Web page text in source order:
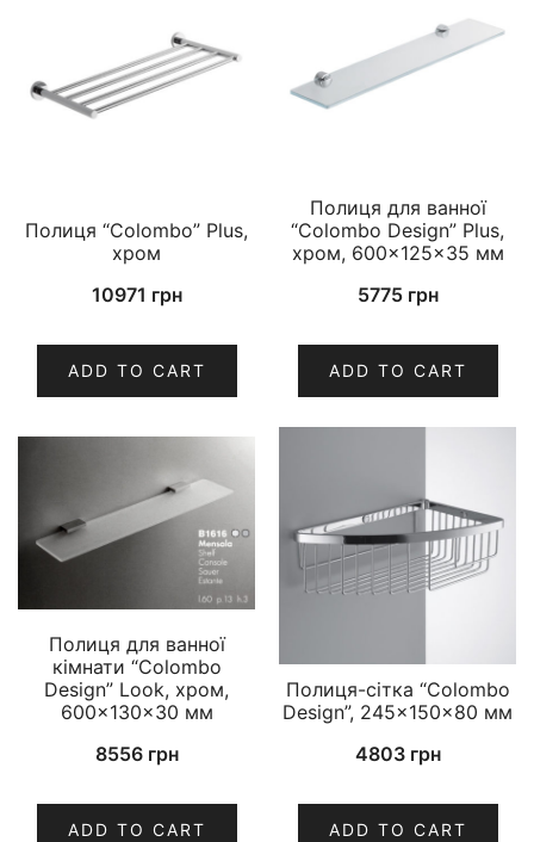
Полиця “Colombo” Plus,
хром
10971 грн
ADD TO CART
Полиця для ванної
“Colombo Design” Plus,
хром, 600×125×35 мм
5775 грн
ADD TO CART
Полиця для ванної
кімнати “Colombo
Design” Look, хром,
600×130×30 мм
8556 грн
ADD TO CART
Полиця-сітка “Colombo
Design”, 245×150×80 мм
4803 грн
ADD TO CART